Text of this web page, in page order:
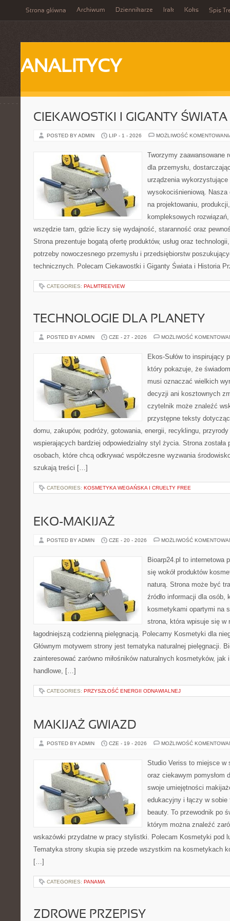
Strona główna Archiwum Dziennikarze Irak Koks Spis
ANALITYCY
CIEKAWOSTKI I GIGANTY ŚWIATA
POSTED BY ADMIN LIP - 1 - 2026 MOŻLIWOŚĆ
Tworzymy zaawansowane
dla przemysłu,
urządzenia wykorzystujące
wysokociśnieniową. Nasza
na projektowaniu,
kompleksowych
wszędzie tam, gdzie liczy się wydajność, staranność oraz
Strona prezentuje bogatą ofertę produktów, usług oraz
potrzeby nowoczesnego przemysłu i przedsiębiorstw
technicznych. Polecam Ciekawostki i Giganty Świata i Historia
CATEGORIES: PALMTREEVIEW
TECHNOLOGIE DLA PLANETY
POSTED BY ADMIN CZE - 27 - 2026 MOŻLIWOŚĆ
Ekos-Sułów to inspirujący
który pokazuje, że
musi oznaczać wielkich
decyzji ani kosztownych
czytelnik może znaleźć
przystępne teksty
domu, zakupów, podróży, gotowania, energii, recyklingu,
wspierających bardziej odpowiedzialny styl życia. Strona została
osobach, które chcą odkrywać współczesne wyzwania
szukają treści […]
CATEGORIES: KOSMETYKA WEGAŃSKA I CRUELTY FREE
EKO-MAKIJAŻ
POSTED BY ADMIN CZE - 20 - 2026 MOŻLIWOŚĆ
Bioarp24.pl to internetowa
się wokół produktów
naturą. Strona może być
źródło informacji dla osób,
kosmetykami opartymi na
strona, która wpisuje się w
łagodniejszą codzienną pielęgnacją. Polecamy Kosmetyki dla
Głównym motywem strony jest tematyka naturalnej pielęgnacji.
zainteresować zarówno miłośników naturalnych kosmetyków, jak
handlowe, […]
CATEGORIES: PRZYSZŁOŚĆ ENERGII ODNAWIALNEJ
MAKIJAŻ GWIAZD
POSTED BY ADMIN CZE - 19 - 2026 MOŻLIWOŚĆ
Studio Veriss to miejsce w
oraz ciekawym pomysłom
swoje umiejętności
edukacyjny i łączy w
beauty. To przewodnik po
którym można znaleźć
wskazówki przydatne w pracy stylistki. Polecam Kosmetyki pod
Tematyka strony skupia się przede wszystkim na kosmetykach
[…]
CATEGORIES: PANAMA
ZDROWE PRZEPISY